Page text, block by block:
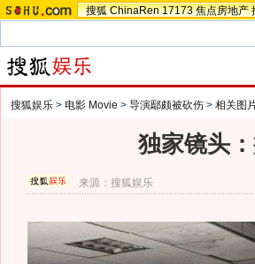
搜狐 ChinaRen 17173 焦点房地产
搜狐娱乐 > 电影 Movie > 导演鄢颇被砍伤 > 相关图
独家镜头
来源：搜狐娱乐